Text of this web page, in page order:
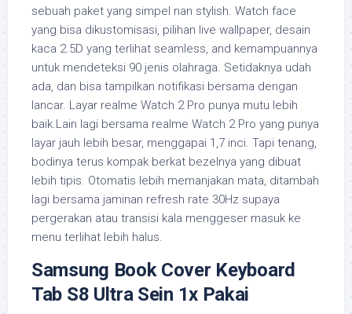
sebuah paket yang simpel nan stylish. Watch face
yang bisa dikustomisasi, pilihan live wallpaper, desain
kaca 2.5D yang terlihat seamless, and kemampuannya
untuk mendeteksi 90 jenis olahraga. Setidaknya udah
ada, dan bisa tampilkan notifikasi bersama dengan
lancar. Layar realme Watch 2 Pro punya mutu lebih
baik.Lain lagi bersama realme Watch 2 Pro yang punya
layar jauh lebih besar, menggapai 1,7 inci. Tapi tenang,
bodinya terus kompak berkat bezelnya yang dibuat
lebih tipis. Otomatis lebih memanjakan mata, ditambah
lagi bersama jaminan refresh rate 30Hz supaya
pergerakan atau transisi kala menggeser masuk ke
menu terlihat lebih halus.
Samsung Book Cover Keyboard
Tab S8 Ultra Sein 1x Pakai